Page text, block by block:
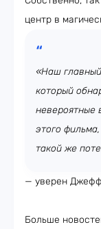
центр в
«Наш
который
невероятные
этого
такой же
— уверен
Больше